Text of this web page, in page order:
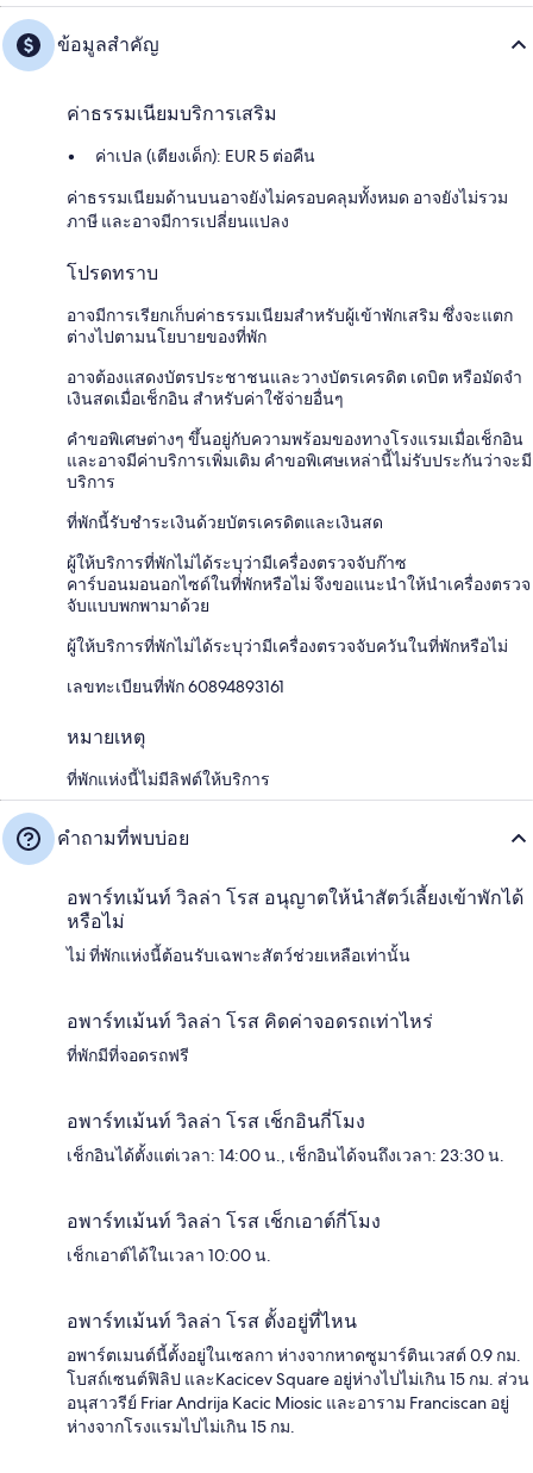
ข้อมูลสำคัญ
ค่าธรรมเนียมบริการเสริม
ค่าเปล (เตียงเด็ก): EUR 5 ต่อคืน
ค่าธรรมเนียมด้านบนอาจยังไม่ครอบคลุมทั้งหมด อาจยังไม่รวม
ภาษี และอาจมีการเปลี่ยนแปลง
โปรดทราบ
อาจมีการเรียกเก็บค่าธรรมเนียมสำหรับผู้เข้าพักเสริม ซึ่งจะแตก
ต่างไปตามนโยบายของที่พัก
อาจต้องแสดงบัตรประชาชนและวางบัตรเครดิต เดบิต หรือมัดจำ
เงินสดเมื่อเช็กอิน สำหรับค่าใช้จ่ายอื่นๆ
คำขอพิเศษต่างๆ ขึ้นอยู่กับความพร้อมของทางโรงแรมเมื่อเช็กอิน
และอาจมีค่าบริการเพิ่มเติม คำขอพิเศษเหล่านี้ไม่รับประกันว่าจะมี
บริการ
ที่พักนี้รับชำระเงินด้วยบัตรเครดิตและเงินสด
ผู้ให้บริการที่พักไม่ได้ระบุว่ามีเครื่องตรวจจับก๊าซ
คาร์บอนมอนอกไซด์ในที่พักหรือไม่ จึงขอแนะนำให้นำเครื่องตรวจ
จับแบบพกพามาด้วย
ผู้ให้บริการที่พักไม่ได้ระบุว่ามีเครื่องตรวจจับควันในที่พักหรือไม่
เลขทะเบียนที่พัก 60894893161
หมายเหตุ
ที่พักแห่งนี้ไม่มีลิฟต์ให้บริการ
คำถามที่พบบ่อย
อพาร์ทเม้นท์ วิลล่า โรส อนุญาตให้นำสัตว์เลี้ยงเข้าพักได้
หรือไม่
ไม่ ที่พักแห่งนี้ต้อนรับเฉพาะสัตว์ช่วยเหลือเท่านั้น
อพาร์ทเม้นท์ วิลล่า โรส คิดค่าจอดรถเท่าไหร่
ที่พักมีที่จอดรถฟรี
อพาร์ทเม้นท์ วิลล่า โรส เช็กอินกี่โมง
เช็กอินได้ตั้งแต่เวลา: 14:00 น., เช็กอินได้จนถึงเวลา: 23:30 น.
อพาร์ทเม้นท์ วิลล่า โรส เช็กเอาต์กี่โมง
เช็กเอาต์ได้ในเวลา 10:00 น.
อพาร์ทเม้นท์ วิลล่า โรส ตั้งอยู่ที่ไหน
อพาร์ตเมนต์นี้ตั้งอยู่ในเซลกา ห่างจากหาดซูมาร์ตินเวสต์ 0.9 กม.
โบสถ์เซนต์ฟิลิป และKacicev Square อยู่ห่างไปไม่เกิน 15 กม. ส่วน
อนุสาวรีย์ Friar Andrija Kacic Miosic และอาราม Franciscan อยู่
ห่างจากโรงแรมไปไม่เกิน 15 กม.